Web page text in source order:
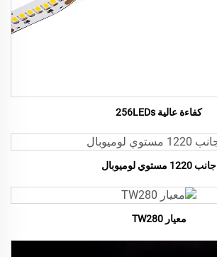
كفاءة عالية 256LEDs
جانب 1220 مستوي لوميوبال
معيار TW280